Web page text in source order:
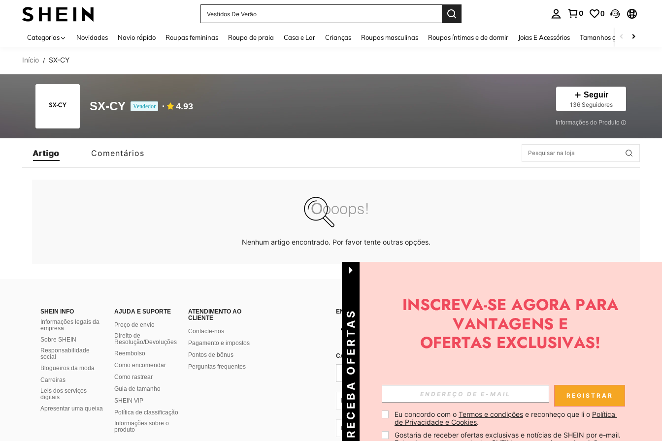
Vestidos De Verão
0 0
Categorias Novidades Navio rápido Roupas femininas Roupa de praia Casa e Lar Crianças Roupas masculinas Roupas íntimas e de dormir Joias E Acessórios Tamanhos grandes
Início / SX-CY
SX-CY Vendedor 4.93
Seguir
136 Seguidores
Informações do Produto
Artigo Comentários
Nenhum artigo encontrado. Por favor tente outras opções.
SHEIN INFO
Informações legais da
empresa
Sobre SHEIN
Responsabilidade
social
Blogueiros da moda
Carreiras
Leis dos serviços
digitais
Apresentar uma queixa
AJUDA E SUPORTE
Preço de envio
Direito de
Resolução/Devoluções
Reembolso
Como encomendar
Como rastrear
Guia de tamanho
SHEIN VIP
Política de classificação
​Informações sobre o
produto
ATENDIMENTO AO
CLIENTE
Contacte-nos
Pagamento e impostos
Pontos de bônus
Perguntas frequentes
ENCONTRE-NOS EM APP
CADASTRE-SE PARA RECEBER NOTÍCIAS SOBRE SHEIN.
PT + 351
PT + 351
R
E
C
E
B
A
O
E
R
T
A
S
D
I
Á REGISTRAR
Eu concordo com o Termos e condições e reconheço que li o Política
de Privacidade e Cookies.
Gostaria de receber ofertas exclusivas e notícias de SHEIN por e-mail.